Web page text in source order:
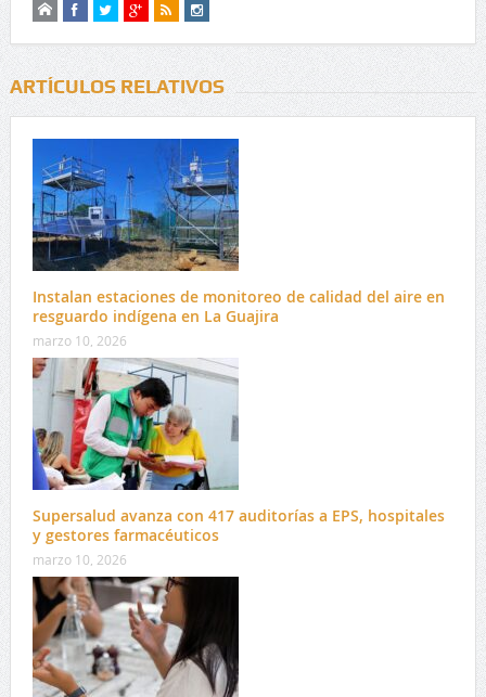
ARTÍCULOS RELATIVOS
Instalan estaciones de monitoreo de calidad del aire en
resguardo indígena en La Guajira
marzo 10, 2026
Supersalud avanza con 417 auditorías a EPS, hospitales
y gestores farmacéuticos
marzo 10, 2026